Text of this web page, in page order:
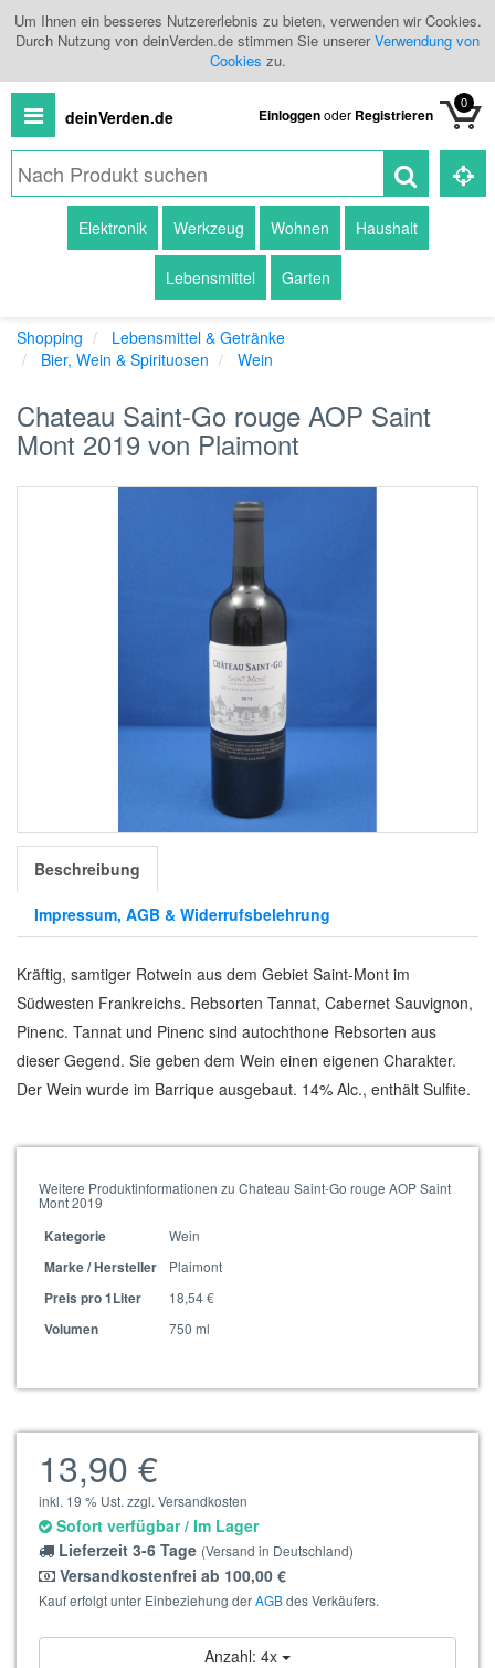
Um Ihnen ein besseres Nutzererlebnis zu bieten, verwenden wir Cookies.
Durch Nutzung von deinVerden.de stimmen Sie unsererVerwendung von
Cookies zu.
deinVerden.de Einloggenoder Registrieren
0
Produkte
Händlerübersicht
Elektronik Werkzeug Wohnen Haushalt
Lebensmittel Garten
Shopping
Lebensmittel & Getränke
Bier, Wein & Spirituosen
Wein
Chateau Saint-Go rouge AOP Saint
Mont 2019 von Plaimont
Beschreibung
Impressum, AGB & Widerrufsbelehrung
Kräftig, samtiger Rotwein aus dem Gebiet Saint-Mont im
Südwesten Frankreichs. Rebsorten Tannat, Cabernet Sauvignon,
Pinenc. Tannat und Pinenc sind autochthone Rebsorten aus
dieser Gegend. Sie geben dem Wein einen eigenen Charakter.
Der Wein wurde im Barrique ausgebaut. 14% Alc., enthält Sulfite.
Weitere Produktinformationen zu Chateau Saint-Go rouge AOP Saint
Mont 2019
Kategorie
Wein
Marke / Hersteller
Plaimont
Preis pro 1Liter
18,54 €
Volumen
750 ml
13,90 €
inkl. 19 % Ust. zzgl. Versandkosten
Sofort verfügbar / Im Lager
Lieferzeit 3-6 Tage (Versand in Deutschland)
Versandkostenfrei ab 100,00 €
Kauf erfolgt unter Einbeziehung derAGBdes Verkäufers.
Anzahl: 4x